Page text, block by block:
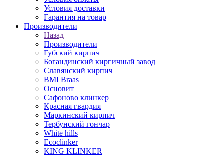
Условия доставки
Гарантия на товар
Производители
Назад
Производители
Губский кирпич
Богандинский кирпичный завод
Славянский кирпич
BMI Braas
Основит
Сафоново клинкер
Красная гвардия
Маркинский кирпич
Тербунский гончар
White hills
Ecoclinker
KING KLINKER